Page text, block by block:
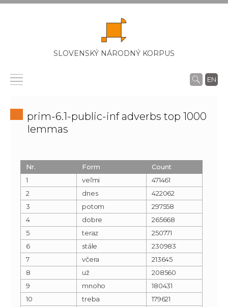
SLOVENSKÝ NÁRODNÝ KORPUS
EN
prim-6.1-public-inf adverbs top 1000
lemmas
Nr. Form
Count
1
veľmi
471461
2
dnes
422062
3
potom
297558
4
dobre
265668
5
teraz
250771
6
stále
230983
7
včera
213645
8
už
208560
9
mnoho
180431
10
treba
179621